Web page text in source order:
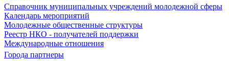
Справочник муниципальных учреждений молодежной сферы
Календарь мероприятий
Молодежные общественные структуры
Реестр НКО - получателей поддержки
Международные отношения
Города партнеры